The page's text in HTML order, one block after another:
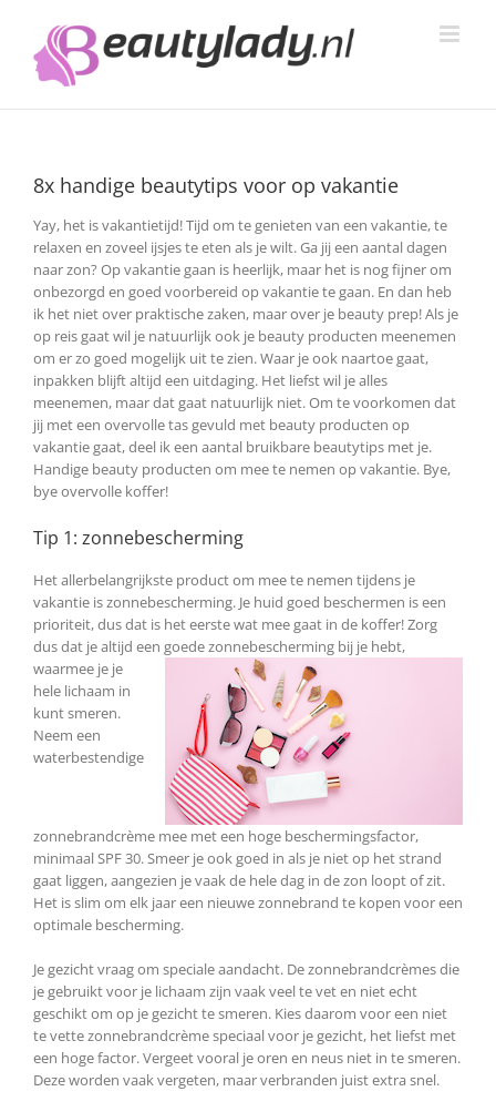
inhoud
8x handige beautytips voor op vakantie
Yay, het is vakantietijd! Tijd om te genieten van een vakantie, te
relaxen en zoveel ijsjes te eten als je wilt. Ga jij een aantal dagen
naar zon? Op vakantie gaan is heerlijk, maar het is nog fijner om
onbezorgd en goed voorbereid op vakantie te gaan. En dan heb
ik het niet over praktische zaken, maar over je beauty prep! Als je
op reis gaat wil je natuurlijk ook je beauty producten meenemen
om er zo goed mogelijk uit te zien. Waar je ook naartoe gaat,
inpakken blijft altijd een uitdaging. Het liefst wil je alles
meenemen, maar dat gaat natuurlijk niet. Om te voorkomen dat
jij met een overvolle tas gevuld met beauty producten op
vakantie gaat, deel ik een aantal bruikbare beautytips met je.
Handige beauty producten om mee te nemen op vakantie. Bye,
bye overvolle koffer!
Tip 1: zonnebescherming
Het allerbelangrijkste product om mee te nemen tijdens je
vakantie is zonnebescherming. Je huid goed beschermen is een
prioriteit, dus dat is het eerste wat mee gaat in de koffer! Zorg
dus dat je altijd een goedezonnebescherming bij je hebt,
waarmee je je
hele lichaam in
kunt smeren.
Neem een
waterbestendige
zonnebrandcrème mee met een hoge beschermingsfactor,
minimaal SPF 30. Smeer je ook goed in als je niet op het strand
gaat liggen, aangezien je vaak de hele dag in de zon loopt of zit.
Het is slim om elk jaar een nieuwe zonnebrand te kopen voor een
optimale bescherming.
Je gezicht vraag om speciale aandacht. De zonnebrandcrèmes die
je gebruikt voor je lichaam zijn vaak veel te vet en niet echt
geschikt om op je gezicht te smeren. Kies daarom voor een niet
te vette zonnebrandcrème speciaal voor je gezicht, het liefst met
een hoge factor. Vergeet vooral je oren en neus niet in te smeren.
Deze worden vaak vergeten, maar verbranden juist extra snel.